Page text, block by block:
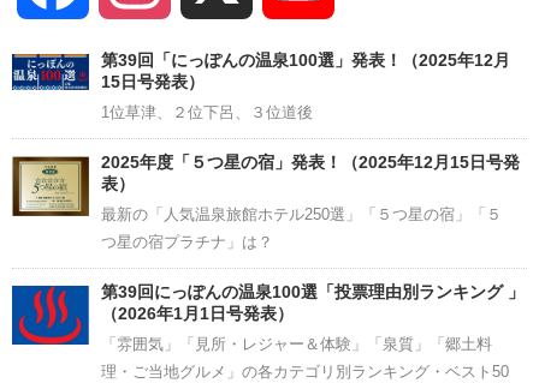
Channel
第39回「にっぽんの温泉100選」発表！（2025年12月
15日号発表）
1位草津、２位下呂、３位道後
2025年度「５つ星の宿」発表！（2025年12月15日号発
表）
最新の「人気温泉旅館ホテル250選」「５つ星の宿」「５
つ星の宿プラチナ」は？
第39回にっぽんの温泉100選「投票理由別ランキング 」
（2026年1月1日号発表）
「雰囲気」「見所・レジャー＆体験」「泉質」「郷土料
理・ご当地グルメ」の各カテゴリ別ランキング・ベスト50